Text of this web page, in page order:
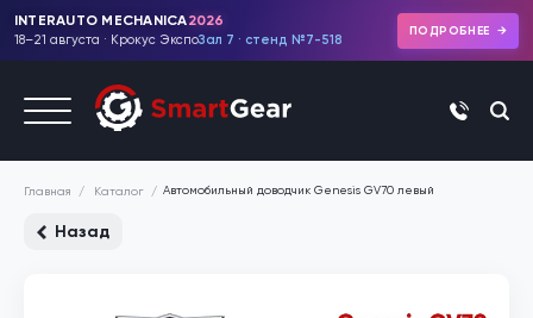
INTERAUTO MECHANICA2026
18–21 августа · Крокус ЭкспоЗал 7 · стенд №7-518
ПОДРОБНЕЕ
+7 (495)
Главная Каталог Автомобильный доводчик Genesis GV70 левый
Назад